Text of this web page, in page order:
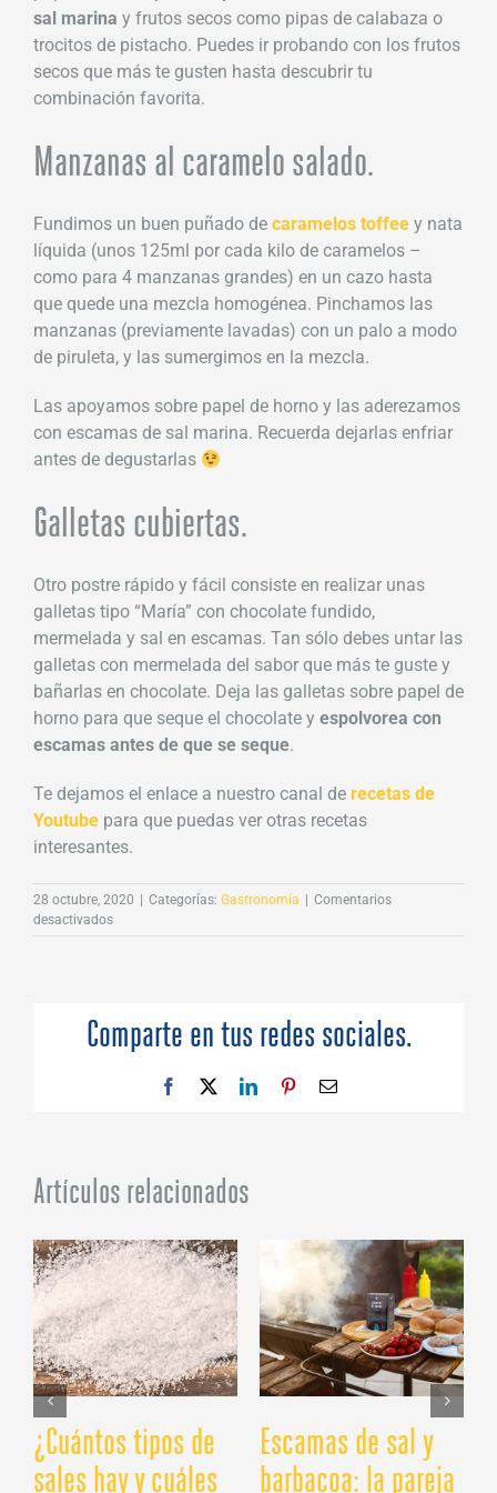
sal marina y frutos secos como pipas de calabaza o
trocitos de pistacho. Puedes ir probando con los frutos
secos que más te gusten hasta descubrir tu
combinación favorita.
Manzanas al caramelo salado.
Fundimos un buen puñado de caramelos toffee y nata
líquida (unos 125ml por cada kilo de caramelos –
como para 4 manzanas grandes) en un cazo hasta
que quede una mezcla homogénea. Pinchamos las
manzanas (previamente lavadas) con un palo a modo
de piruleta, y las sumergimos en la mezcla.
Las apoyamos sobre papel de horno y las aderezamos
con escamas de sal marina. Recuerda dejarlas enfriar
antes de degustarlas
Galletas cubiertas.
Otro postre rápido y fácil consiste en realizar unas
galletas tipo “María” con chocolate fundido,
mermelada y sal en escamas. Tan sólo debes untar las
galletas con mermelada del sabor que más te guste y
bañarlas en chocolate. Deja las galletas sobre papel de
horno para que seque el chocolate y espolvorea con
escamas antes de que se seque.
Te dejamos el enlace a nuestro canal de recetas de
Youtube para que puedas ver otras recetas
interesantes.
28 octubre, 2020 Categorías: Gastronomía
Comentarios
desactivadosen
Comparte en tus redes sociales.
Facebook LinkedInPinterestCorreo
Artículos relacionados
¿Cuántos tipos de
sales hay y cuáles
Escamas de sal y
barbacoa: la pareja